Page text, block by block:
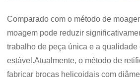
Comparado com o método de
moagem pode reduzir
trabalho de peça única e a qualidade
estável.Atualmente, o método de
fabricar brocas helicoidais com